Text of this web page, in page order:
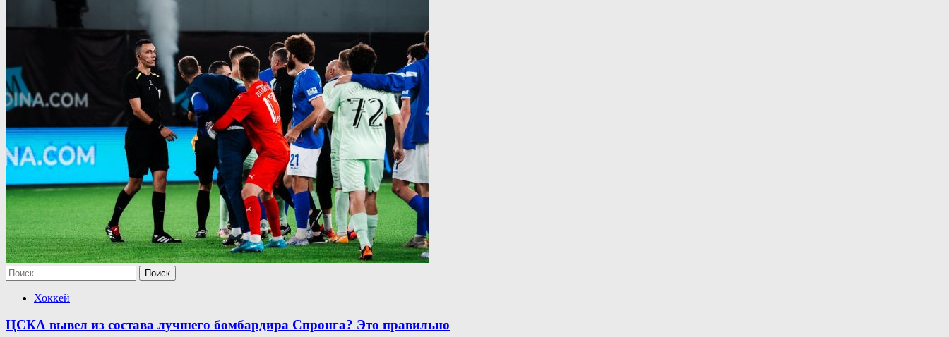
Найти:
Хоккей
ЦСКА вывел из состава лучшего бомбардира Спронга? Это правильно